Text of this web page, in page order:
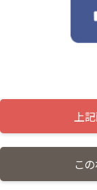
上
こ